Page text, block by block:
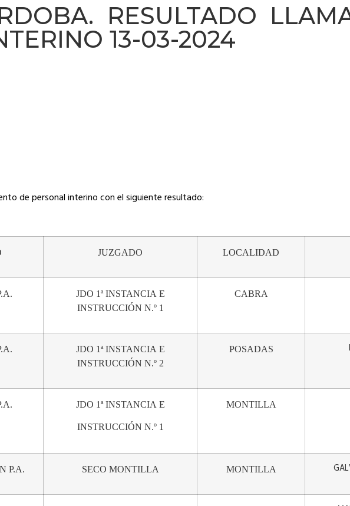
RESULTADO
13-03-2024
de personal interino con el siguiente resultado:
JUZGADO LOCALIDAD
JDO 1ª INSTANCIA E
INSTRUCCIÓN N.º 1
CABRA
JDO 1ª INSTANCIA E
INSTRUCCIÓN N.º 2
POSADAS
JDO 1ª INSTANCIA E
INSTRUCCIÓN N.º 1
MONTILLA
P.A. SECO MONTILLA MONTILLA